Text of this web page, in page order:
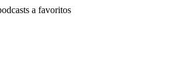
a favoritos